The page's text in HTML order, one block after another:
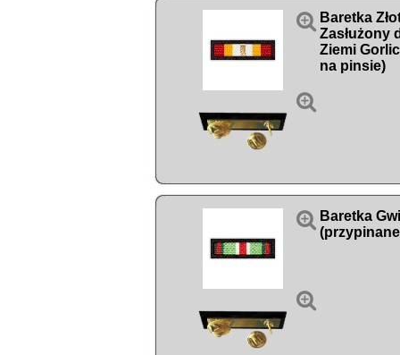


Baretka
Zasłużony
Ziemi
na pinsie)


Baretka